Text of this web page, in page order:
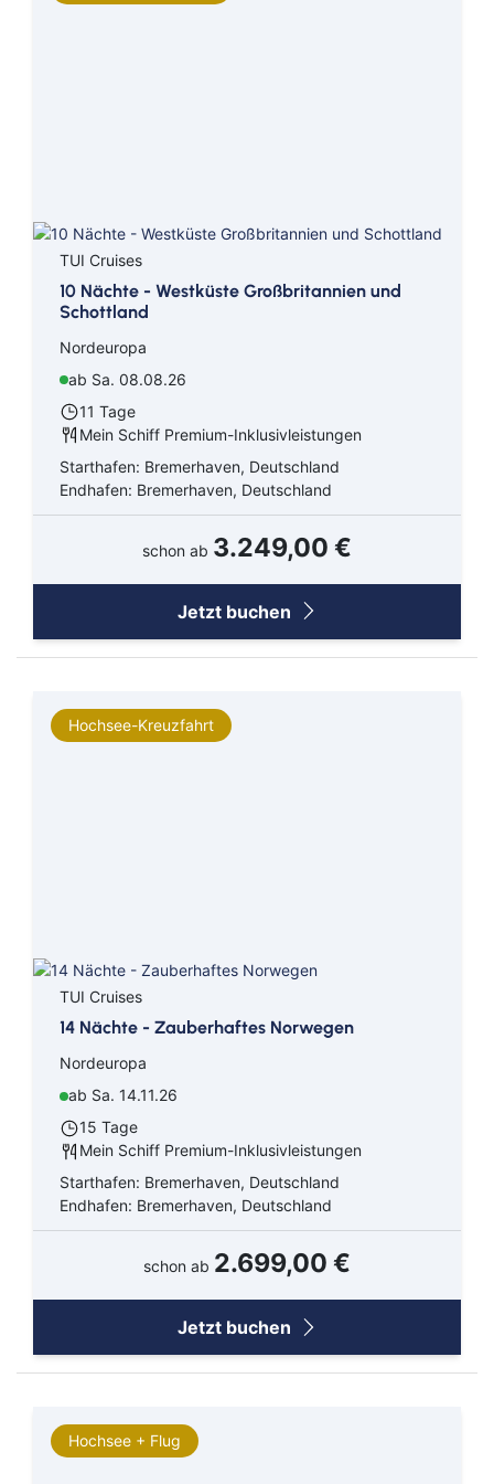
TUI Cruises
10 Nächte - Westküste Großbritannien und
Schottland
Nordeuropa
ab Sa. 08.08.26
11 Tage
Mein Schiff Premium-Inklusivleistungen
Starthafen: Bremerhaven, Deutschland
Endhafen: Bremerhaven, Deutschland
schon ab 3.249,00 €
Jetzt buchen
Hochsee-Kreuzfahrt
TUI Cruises
14 Nächte - Zauberhaftes Norwegen
Nordeuropa
ab Sa. 14.11.26
15 Tage
Mein Schiff Premium-Inklusivleistungen
Starthafen: Bremerhaven, Deutschland
Endhafen: Bremerhaven, Deutschland
schon ab 2.699,00 €
Jetzt buchen
Hochsee + Flug